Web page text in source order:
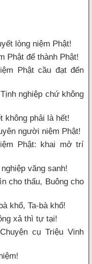
lòng niệm Phật!
Phật để thành Phật!
Phật cầu đạt đến
nghiệp chứ không
không phải là hết!
người niệm Phật!
Phật: khai mở trí
vãng sanh!
cho thấu, Buông cho
khổ, Ta-bà khổ!
xả thì tự tại!
cụ Triệu Vinh